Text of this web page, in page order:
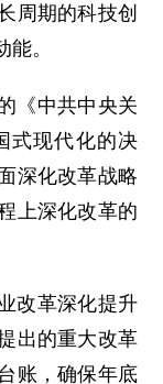
周期的科技创
。
《中共中央关
式现代化的决
深化改革战略
上深化改革的
改革深化提升
出的重大改革
账，确保年底